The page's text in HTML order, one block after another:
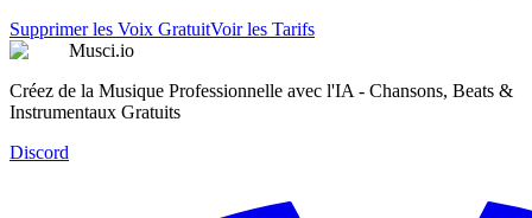
Supprimer les Voix GratuitVoir les Tarifs
Musci.io
Créez de la Musique Professionnelle avec l'IA - Chansons, Beats &
Instrumentaux Gratuits
Discord